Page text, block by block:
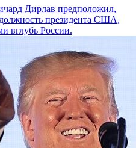
Дирлав предположил,
президента США,
вглубь России.